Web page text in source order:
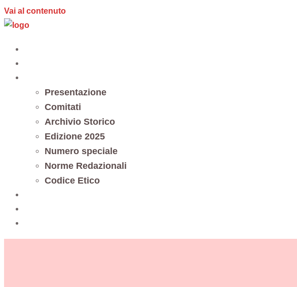
Vai al contenuto
Presentazione
Comitati
Archivio Storico
Edizione 2025
Numero speciale
Norme Redazionali
Codice Etico